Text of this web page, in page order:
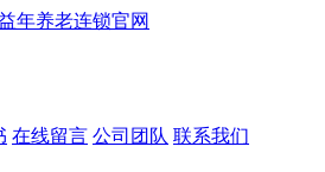
在线留言 公司团队 联系我们